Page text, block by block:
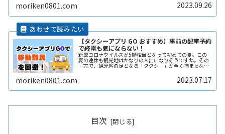
moriken0801.com 2023.09.26
【タクシーアプリ GO おすすめ】事前の配車予約
で終電も気にならない！
新型コロナウイルスが5類相当となって初めての夏。この
夏の連休も観光地はかなりの人出になりそうですね。その
一方で、観光客の足となる「タクシー」が全く捕まらな
遊んで終電を逃した方へもおススメすReadMore...
moriken0801.com 2023.07.17
目次